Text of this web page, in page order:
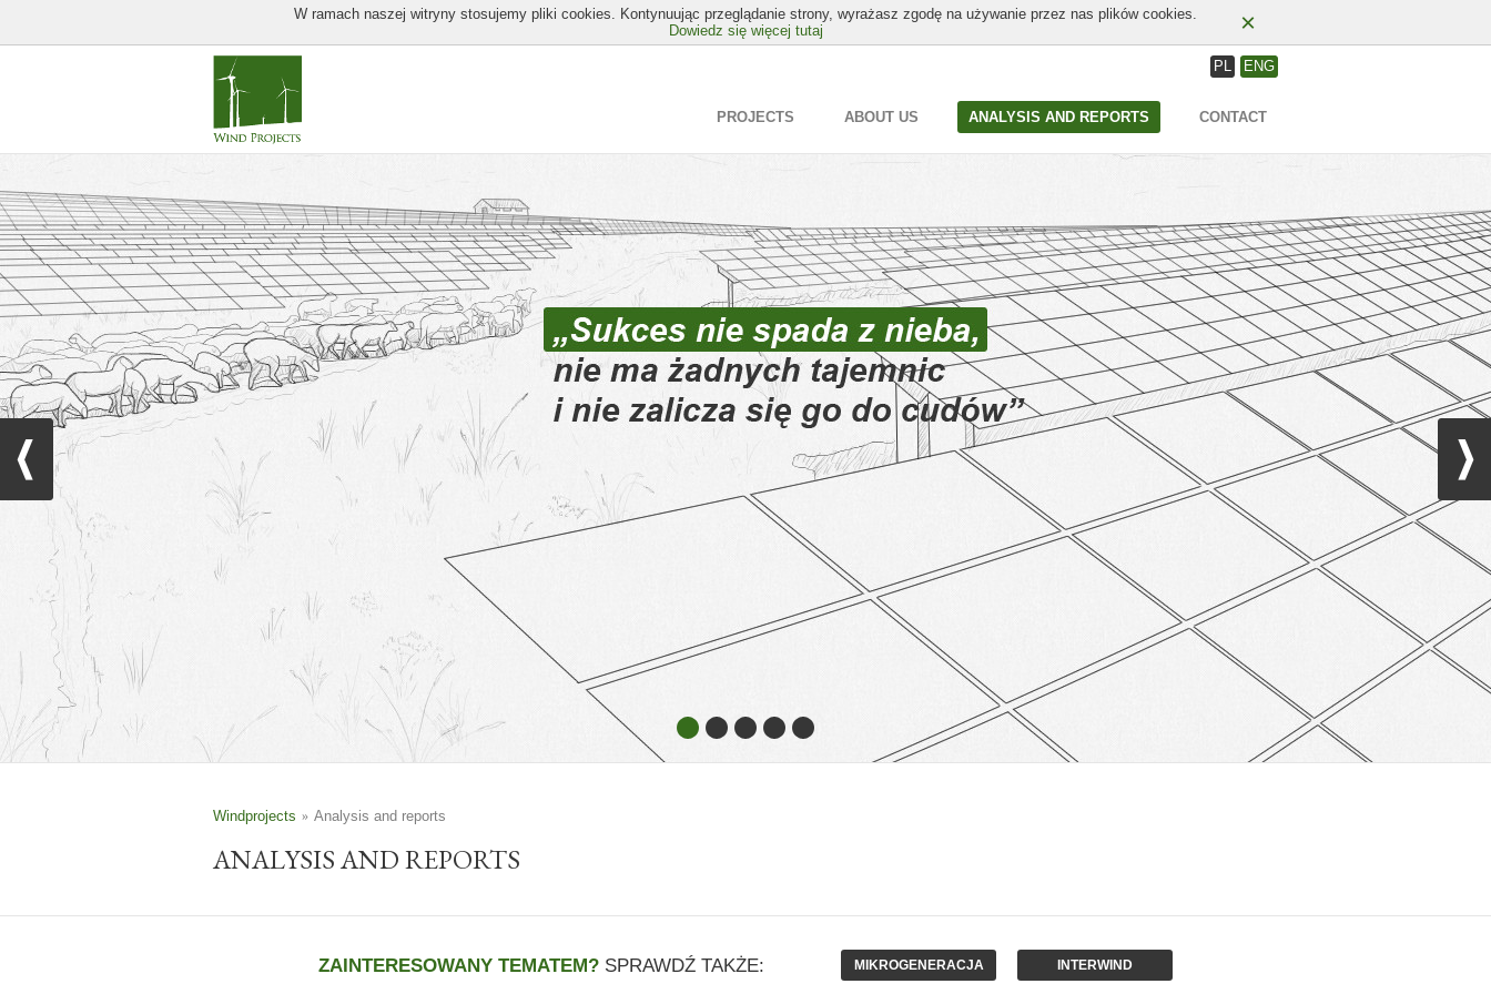
PL ENG
PROJECTS ABOUT US ANALYSIS AND REPORTS CONTACT
Previous
1 2 3 4
Windprojects Analysis and reports
ANALYSIS AND REPORTS
ZAINTERESOWANY TEMATEM? SPRAWDŹ TAKŻE: MIKROGENERACJA INTERWIND
W ramach naszej witryny stosujemy pliki cookies. Kontynuując przeglądanie strony, wyrażasz zgodę na używanie przez nas plików cookies.
Dowiedz się więcej tutaj
×